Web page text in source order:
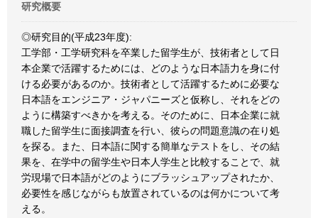
研究概要
◎研究目的(平成23年度):
工学部・工学研究科を卒業した留学生が、技術者として日
本企業で活躍するためには、どのような日本語力を身に付
ける必要があるのか。技術者として活躍するために必要な
日本語をエンジニア・ジャパニーズと仮称し、それをどの
ように構築すべきかを考える。そのために、日本企業に就
職した留学生に面接調査を行い、彼らの問題意識の在り処
を探る。また、日本語に関する簡単なテストをし、その結
果を、在学中の留学生や日本人学生と比較することで、就
労現場で日本語がどのようにブラッシュアップされたか、
必要性を感じながらも放置されているのは何かについて考
える。